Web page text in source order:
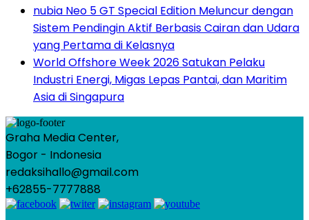
nubia Neo 5 GT Special Edition Meluncur dengan
Sistem Pendingin Aktif Berbasis Cairan dan Udara
yang Pertama di Kelasnya
World Offshore Week 2026 Satukan Pelaku
Industri Energi, Migas Lepas Pantai, dan Maritim
Asia di Singapura
Graha Media Center,
Bogor - Indonesia
redaksihallo@gmail.com
+62855-7777888